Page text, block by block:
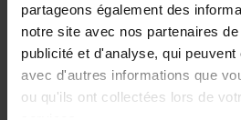
partageons également des
notre site avec nos partenaires
publicité et d'analyse, qui
avec d'autres informations que
ou qu'ils ont collectées lors de
Recevez nos conseils, actualités
!